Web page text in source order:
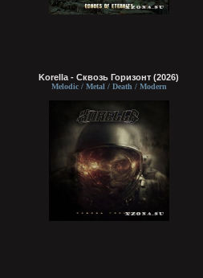
Korella - Сквозь Горизонт (2026)
Melodic / Metal / Death / Modern